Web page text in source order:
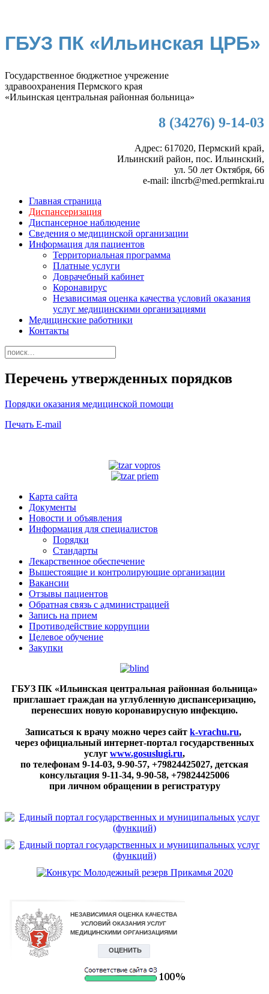
ГБУЗ ПК «Ильинская ЦРБ»
Государственное бюджетное учрежение
здравоохранения Пермского края
«Ильинская центральная районная больница»
8 (34276) 9-14-03
Адрес: 617020, Пермский край,
Ильинский район, пос. Ильинский,
ул. 50 лет Октября, 66
e-mail: ilncrb@med.permkrai.ru
Главная страница
Диспансеризация
Диспансерное наблюдение
Сведения о медицинской организации
Информация для пациентов
Территориальная программа
Платные услуги
Доврачебный кабинет
Коронавирус
Независимая оценка качества условий оказания
услуг медицинскими организациями
Медицинские работники
Контакты
Перечень утвержденных порядков
Порядки оказания медицинской помощи
Печать E-mail
Карта сайта
Документы
Новости и объявления
Информация для специалистов
Порядки
Стандарты
Лекарственное обеспечение
Вышестоящие и контролирующие организации
Вакансии
Отзывы пациентов
Обратная связь с администрацией
Запись на прием
Противодействие коррупции
Целевое обучение
Закупки
ГБУЗ ПК «Ильинская центральная районная больница»
приглашает граждан на углубленную диспансеризацию,
перенесших новую коронавирусную инфекцию.
Записаться к врачу можно через сайт k-vrachu.ru,
через официальный интернет-портал государственных
услуг www.gosuslugi.ru,
по телефонам 9-14-03, 9-90-57, +79824425027, детская
консультация 9-11-34, 9-90-58, +79824425006
при личном обращении в регистратуру